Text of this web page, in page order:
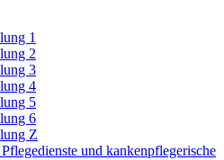
1
2
3
4
5
6
Z
und kankenpflegerische